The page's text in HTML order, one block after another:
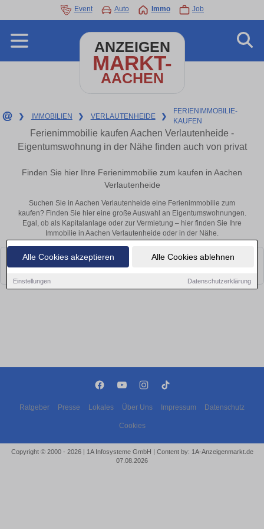
Alle Cookies akzeptieren Alle Cookies ablehnen
Einstellungen Datenschutzerklärung
Event Auto Immo Job
ANZEIGEN
MARKT-
AACHEN
❯ IMMOBILIEN ❯ VERLAUTENHEIDE ❯
FERIENIMMOBILIE-
KAUFEN
Ferienimmobilie kaufen Aachen Verlautenheide -
Eigentumswohnung in der Nähe finden auch von privat
Finden Sie hier Ihre Ferienimmobilie zum kaufen in Aachen
Verlautenheide
Suchen Sie in Aachen Verlautenheide eine Ferienimmobilie zum
kaufen? Finden Sie hier eine große Auswahl an Eigentumswohnungen.
Egal, ob als Kapitalanlage oder zur Vermietung – hier finden Sie Ihre
Immobilie in Aachen Verlautenheide oder in der Nähe.
Leider konnten wir derzeit keine passenden Objekte finden. Schauen Sie
Ratgeber Presse Lokales Über Uns Impressum Datenschutz
Cookies
Copyright © 2000 - 2026 | 1A Infosysteme GmbH | Content by: 1A-Anzeigenmarkt.de
07.08.2026